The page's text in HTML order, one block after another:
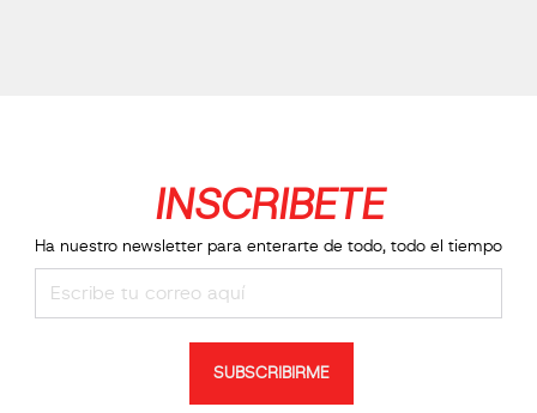
INSCRIBETE
Ha nuestro newsletter para enterarte de todo, todo el tiempo
SUBSCRIBIRME